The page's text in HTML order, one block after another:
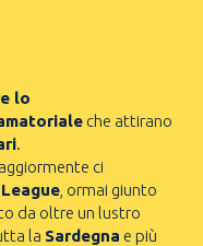
lo
che attirano
.
ci
, ormai giunto
da oltre un lustro
la Sardegna e più